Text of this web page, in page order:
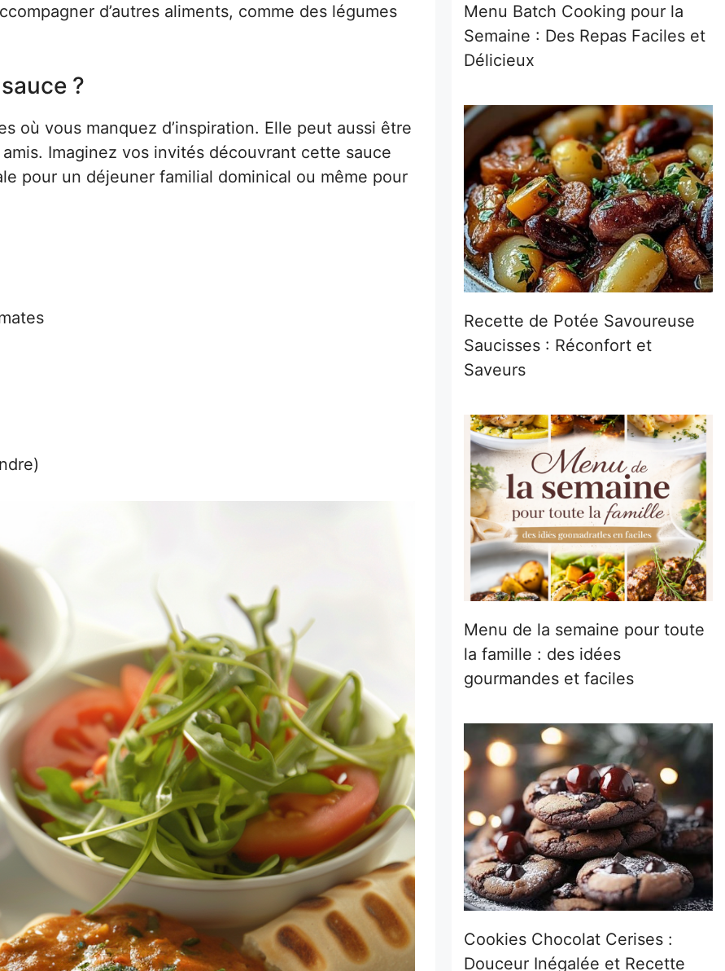
d’autres aliments, comme des légumes
?
où vous manquez d’inspiration. Elle peut aussi être
Imaginez vos invités découvrant cette sauce
pour un déjeuner familial dominical ou même pour
Menu Batch Cooking pour la
Semaine : Des Repas Faciles et
Délicieux
Recette de Potée Savoureuse
Saucisses : Réconfort et
Saveurs
Menu de la semaine pour toute
la famille : des idées
gourmandes et faciles
Cookies Chocolat Cerises :
Douceur Inégalée et Recette